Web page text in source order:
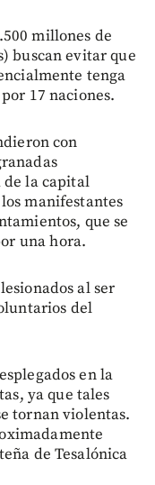
millones de
buscan evitar que
tenga
17 naciones.
con
de la capital
manifestantes
que se
una hora.
al ser
del
en la
ya que tales
tornan violentas.
de Tesalónica